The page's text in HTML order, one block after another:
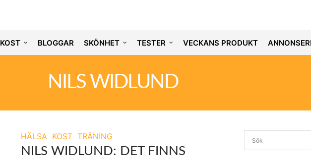
KOST BLOGGAR SKÖNHET TESTER VECKANS PRODUKT
NILS WIDLUND
HÄLSA KOST TRÄNING
NILS WIDLUND: DET FINNS